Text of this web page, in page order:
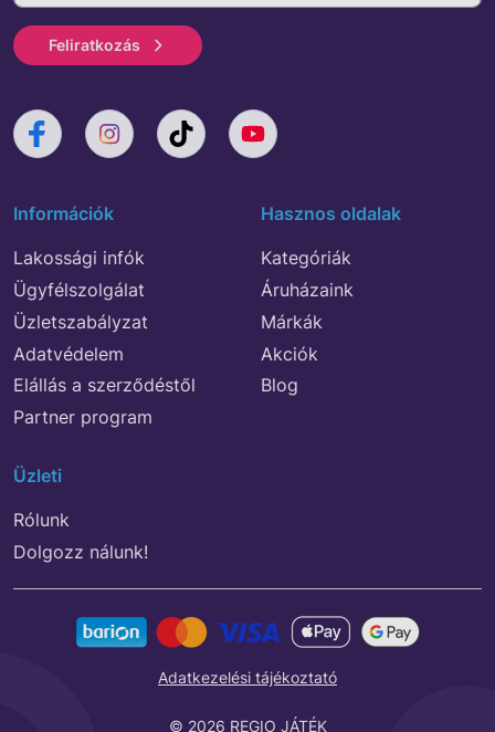
Feliratkozás
Információk
Lakossági infók
Ügyfélszolgálat
Üzletszabályzat
Adatvédelem
Elállás a szerződéstől
Partner program
Hasznos oldalak
Kategóriák
Áruházaink
Márkák
Akciók
Blog
Üzleti
Rólunk
Dolgozz nálunk!
© 2026 REGIO JÁTÉK
Adatkezelési tájékoztató